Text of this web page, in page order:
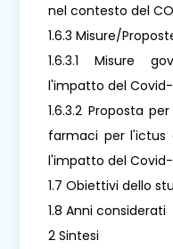
nel contesto del
1.6.3 Misure/
1.6.3.1 Misure
l'impatto del Covid-
1.6.3.2 Proposta
farmaci per l'ictus
l'impatto del Covid-
1.7 Obiettivi dello
1.8 Anni considerati
2 Sintesi